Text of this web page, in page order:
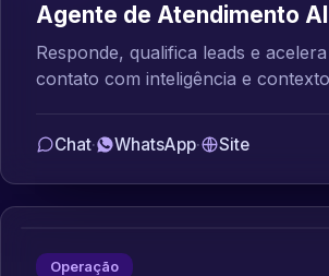
Agente de Atendimento AI
Responde, qualifica leads e
contato com inteligência e
Chat· WhatsApp· Site
Operação